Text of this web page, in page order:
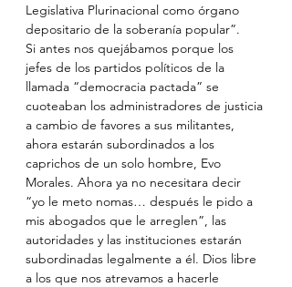
Legislativa Plurinacional como órgano
depositario de la soberanía popular”.
Si antes nos quejábamos porque los
jefes de los partidos políticos de la
llamada “democracia pactada” se
cuoteaban los administradores de justicia
a cambio de favores a sus militantes,
ahora estarán subordinados a los
caprichos de un solo hombre, Evo
Morales. Ahora ya no necesitara decir
“yo le meto nomas… después le pido a
mis abogados que le arreglen”, las
autoridades y las instituciones estarán
subordinadas legalmente a él. Dios libre
a los que nos atrevamos a hacerle